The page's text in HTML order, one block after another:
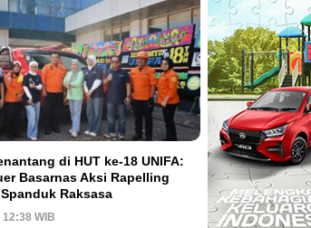
di HUT ke-18 UNIFA:
Basarnas Aksi Rapelling
Raksasa
WIB